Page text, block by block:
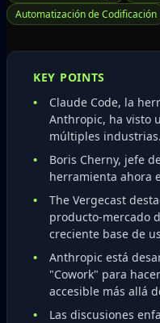
Automatización de Codificación
KEY POINTS
Claude Code, la
Anthropic, ha visto
múltiples industrias.
Boris Cherny, jefe
herramienta ahora
The Vergecast
producto-mercado
creciente base de
Anthropic está
"Cowork" para
accesible más allá
Las discusiones